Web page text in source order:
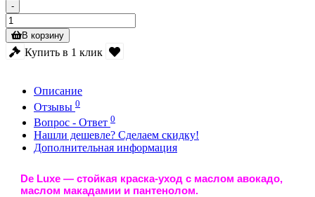
-
В корзину
Купить в 1 клик
Описание
Отзывы 0
Вопрос - Ответ 0
Нашли дешевле? Сделаем скидку!
Дополнительная информация
De Luxe — стойкая краска-уход с маслом авокадо,
маслом макадамии и пантенолом.